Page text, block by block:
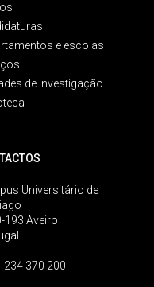
e escolas
de investigação
Universitário de
193 Aveiro
234 370 200